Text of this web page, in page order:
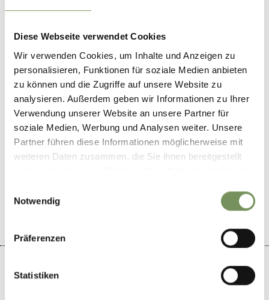
Diese Webseite verwendet Cookies
Wir verwenden Cookies, um Inhalte und Anzeigen zu
personalisieren, Funktionen für soziale Medien anbieten
zu können und die Zugriffe auf unsere Website zu
analysieren. Außerdem geben wir Informationen zu Ihrer
Verwendung unserer Website an unsere Partner für
soziale Medien, Werbung und Analysen weiter. Unsere
Partner führen diese Informationen möglicherweise mit
weiteren Daten zusammen, die Sie ihnen bereitgestellt
Notwendig
Präferenzen
Statistiken
Via Verano 25
39010
Verano
info@hotel-oberwirt.com
www.hotel-oberwirt.com
T +39 0473 278129